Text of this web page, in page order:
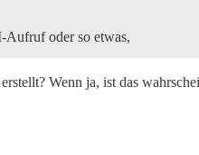
Aufruf oder so etwas,
Wenn ja, ist das